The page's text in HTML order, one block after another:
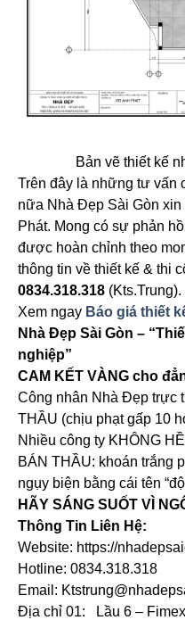
Bản vẽ thiết kế
Trên đây là những tư vấn
nữa Nhà Đẹp Sài Gòn
Phát. Mong có sự phản
được hoàn chỉnh theo
thông tin về thiết kế & thi
0834.318.318 (Kts.Trung).
Xem ngay Báo giá thiết
Nhà Đẹp Sài Gòn –
nghiệp”
CAM KẾT VÀNG cho
Công nhân Nhà Đẹp trực
THẦU (chịu phạt gấp 10
Nhiều công ty KHÔNG
BÁN THẦU: khoán trắng
ngụy biện bằng cái tên
HÃY SÁNG SUỐT VÌ
Thông Tin Liên Hệ:
Website: https://
Hotline: 0834.318.318
Email:
Địa chỉ 01: Lầu 6 –